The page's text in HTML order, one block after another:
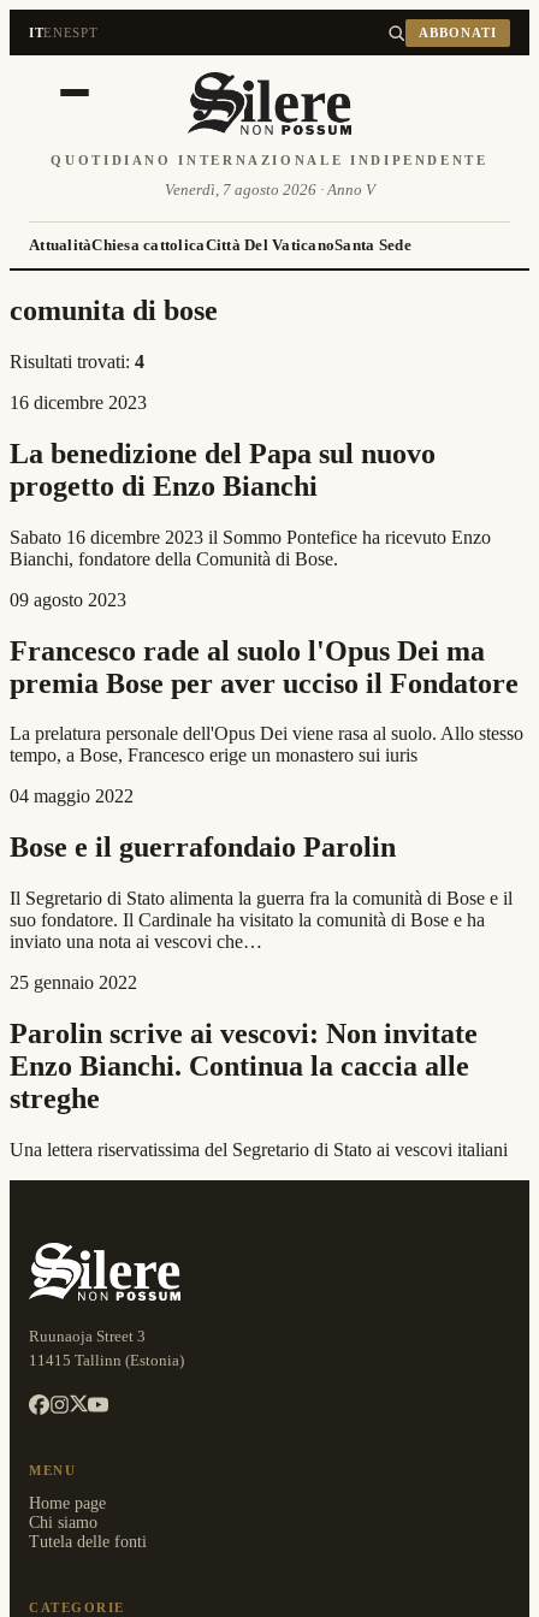
ITENESPT ABBONATI
QUOTIDIANO INTERNAZIONALE INDIPENDENTE
Venerdì, 7 agosto 2026 · Anno V
AttualitàChiesa cattolicaCittà Del VaticanoSanta Sede
comunita di bose
Risultati trovati: 4
16 dicembre 2023
La benedizione del Papa sul nuovo
progetto di Enzo Bianchi
Sabato 16 dicembre 2023 il Sommo Pontefice ha ricevuto Enzo
Bianchi, fondatore della Comunità di Bose.
09 agosto 2023
Francesco rade al suolo l'Opus Dei ma
premia Bose per aver ucciso il Fondatore
La prelatura personale dell'Opus Dei viene rasa al suolo. Allo stesso
tempo, a Bose, Francesco erige un monastero sui iuris
04 maggio 2022
Bose e il guerrafondaio Parolin
Il Segretario di Stato alimenta la guerra fra la comunità di Bose e il
suo fondatore. Il Cardinale ha visitato la comunità di Bose e ha
inviato una nota ai vescovi che…
25 gennaio 2022
Parolin scrive ai vescovi: Non invitate
Enzo Bianchi. Continua la caccia alle
streghe
Una lettera riservatissima del Segretario di Stato ai vescovi italiani
Ruunaoja Street 3
11415 Tallinn (Estonia)
MENU
Home page
Chi siamo
Tutela delle fonti
CATEGORIE